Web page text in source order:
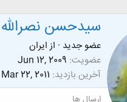
سیدحسن نصرالله
عضو جدید · از ایران
عضویت Jun 12, 2009
آخرین بازدید Mar 22, 2011